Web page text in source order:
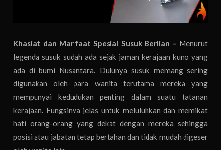
Khasiat dan Manfaat Spesial Susuk Berlian – Menurut
legenda susuk sudah ada sejak jaman kerajaan kuno yang
ada di bumi Nusantara. Dulunya susuk memang sering
digunakan oleh para wanita terutama mereka yang
mempunyai kedudukan penting dalam suatu tatanan
kerajaan. Fungsinya jelas untuk meluluhkan dan memikat
hati orang-orang yang dekat dengan mereka sehingga
posisi atau jabatan tetap bertahan dan tidak mudah digeser